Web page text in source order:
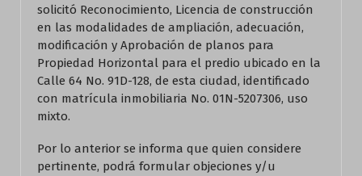
solicitó Reconocimiento, Licencia de construcción
en las modalidades de ampliación, adecuación,
modificación y Aprobación de planos para
Propiedad Horizontal para el predio ubicado en la
Calle 64 No. 91D-128, de esta ciudad, identificado
con matrícula inmobiliaria No. 01N-5207306, uso
mixto.
Por lo anterior se informa que quien considere
pertinente, podrá formular objeciones y/u